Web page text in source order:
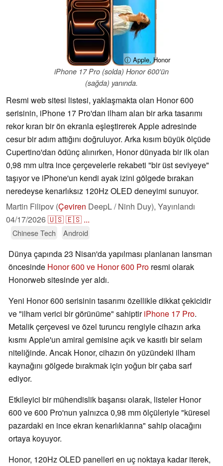
ⓘ Apple, Honor
iPhone 17 Pro (solda) Honor 600'ün
(sağda) yanında.
Resmi web sitesi listesi, yaklaşmakta olan Honor 600
serisinin, iPhone 17 Pro'dan ilham alan bir arka tasarımı
rekor kıran bir ön ekranla eşleştirerek Apple adresinde
cesur bir adım attığını doğruluyor. Arka kısım büyük ölçüde
Cupertino'dan ödünç alınırken, Honor dünyada bir ilk olan
0,98 mm ultra ince çerçevelerle rekabeti "bir üst seviyeye"
taşıyor ve iPhone'un kendi ayak izini gölgede bırakan
neredeyse kenarlıksız 120Hz OLED deneyimi sunuyor.
Martin Filipov (Çeviren DeepL / Ninh Duy), Yayınlandı
04/17/2026🇺🇸🇪🇸 ...
Chinese Tech Android
Dünya çapında 23 Nisan'da yapılması planlanan lansman
öncesinde Honor 600 ve Honor 600 Pro resmi olarak
Honorweb sitesinde yer aldı.
Yeni Honor 600 serisinin tasarımı özellikle dikkat çekicidir
ve "ilham verici bir görünüme" sahiptiriPhone 17 Pro.
Metalik çerçevesi ve özel turuncu rengiyle cihazın arka
kısmı Apple'un amiral gemisine açık ve kasıtlı bir selam
niteliğinde. Ancak Honor, cihazın ön yüzündeki ilham
kaynağını gölgede bırakmak için yoğun bir çaba sarf
ediyor.
Etkileyici bir mühendislik başarısı olarak, listeler Honor
600 ve 600 Pro'nun yalnızca 0,98 mm ölçüleriyle "küresel
pazardaki en ince ekran kenarlıklarına" sahip olacağını
ortaya koyuyor.
Honor, 120Hz OLED panelleri en uç noktaya kadar iterek,